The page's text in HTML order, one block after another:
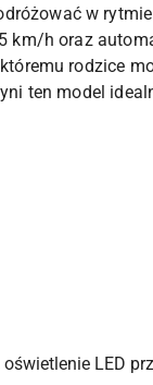
w
km/h oraz
rodzice
ten model
LED